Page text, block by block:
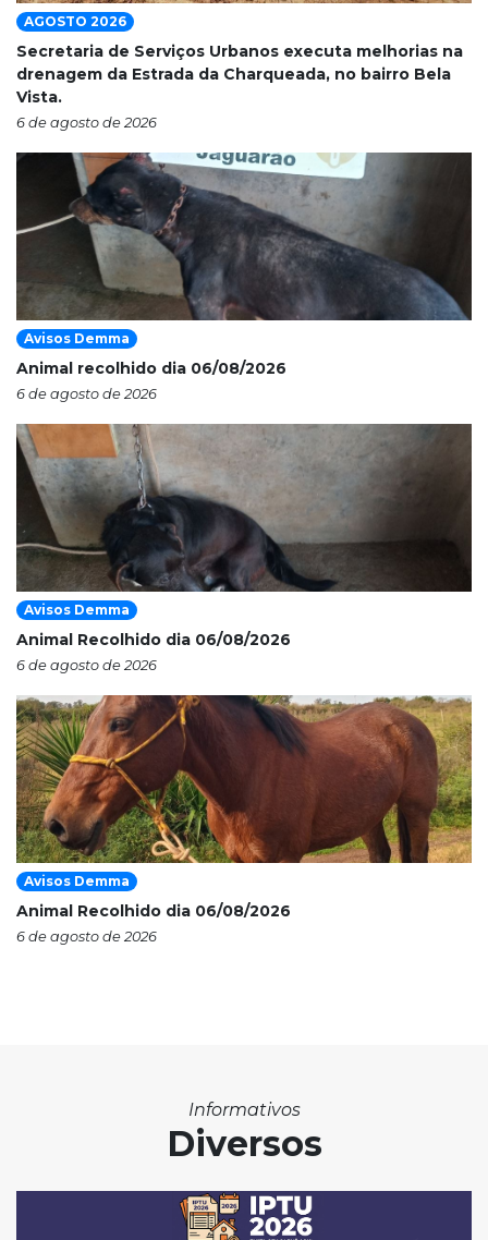
AGOSTO 2026
Secretaria de Serviços Urbanos executa melhorias na
drenagem da Estrada da Charqueada, no bairro Bela
Vista.
6 de agosto de 2026
Avisos Demma
Animal recolhido dia 06/08/2026
6 de agosto de 2026
Avisos Demma
Animal Recolhido dia 06/08/2026
6 de agosto de 2026
Avisos Demma
Animal Recolhido dia 06/08/2026
6 de agosto de 2026
Informativos
Diversos